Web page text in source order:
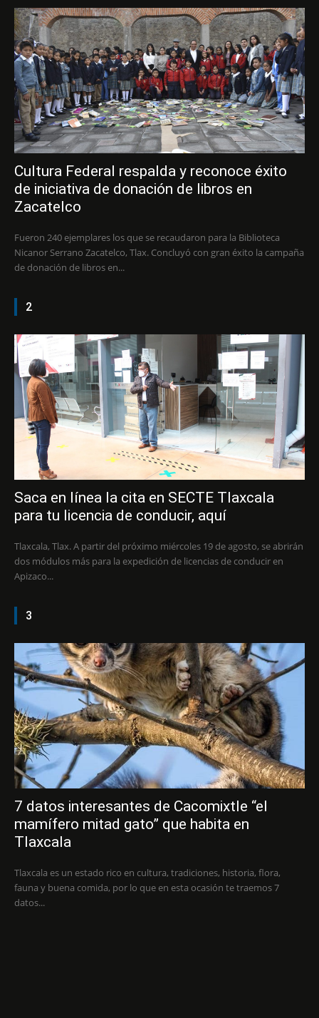
Cultura Federal respalda y reconoce éxito
de iniciativa de donación de libros en
Zacatelco
Fueron 240 ejemplares los que se recaudaron para la Biblioteca
Nicanor Serrano Zacatelco, Tlax. Concluyó con gran éxito la campaña
de donación de libros en...
2
Saca en línea la cita en SECTE Tlaxcala
para tu licencia de conducir, aquí
Tlaxcala, Tlax. A partir del próximo miércoles 19 de agosto, se abrirán
dos módulos más para la expedición de licencias de conducir en
Apizaco...
3
7 datos interesantes de Cacomixtle “el
mamífero mitad gato” que habita en
Tlaxcala
Tlaxcala es un estado rico en cultura, tradiciones, historia, flora,
fauna y buena comida, por lo que en esta ocasión te traemos 7
datos...